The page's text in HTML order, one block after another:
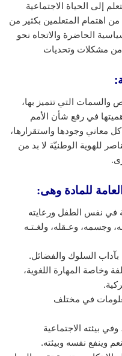
إلى الحياة الاجتماعية
من اهتمام المتعلمين بكثير من
الحاضرة والاتجاه نحو
من مشكلات وتحديات
:
والسمات التي تتميز بها،
في رفع شأن الأمم
كل معاني وجودها واستقرارها،
للهوية الوطنيّة لا بد من
للمادة وهى:
في نفس الطفل ورعايته
وجسمه، وعـقله، ولغـتـه
بآداب السلوك والفضائل.
وخاصة المهارة اللغوية،
في مختلف
بيئته الاجتماعية
وينفع نفسه وبيئته.